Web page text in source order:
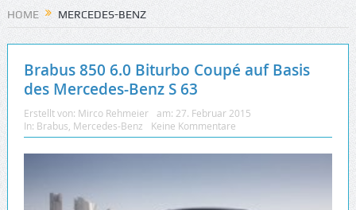
HOME MERCEDES-BENZ
Brabus 850 6.0 Biturbo Coupé auf Basis
des Mercedes-Benz S 63
Erstellt von: Mirco Rehmeier am: 27. Februar 2015
In: Brabus Mercedes-Benz Keine Kommentare